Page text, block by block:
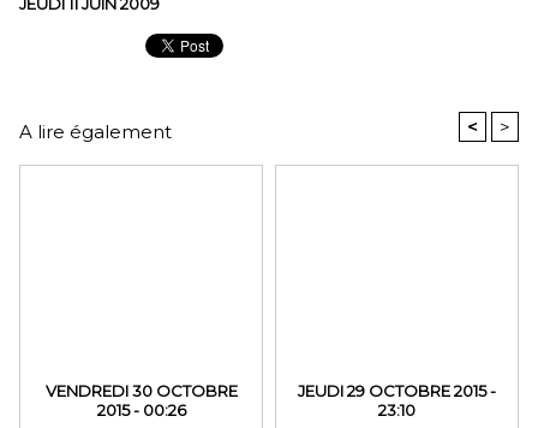
A lire également < >
VENDREDI 30 OCTOBRE
2015 - 00:26
JEUDI 29 OCTOBRE 2015 -
23:10